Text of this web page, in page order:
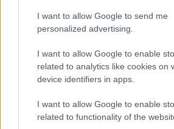
I want to allow Google to send me
personalized advertising.
I want to allow Google to enable
related to analytics like cookies on
device identifiers in apps.
I want to allow Google to enable
related to functionality of the
Pixie frizura 60 felett – A stílus, amit
imádni fogsz
Azonnal takarítasz, ha valami nagy
ösztön áll a hátterében
5 mesés hely a Comói-tónál, ami
Egészséges, mégis puffaszt – Ezért
nyers saláta fogyasztása